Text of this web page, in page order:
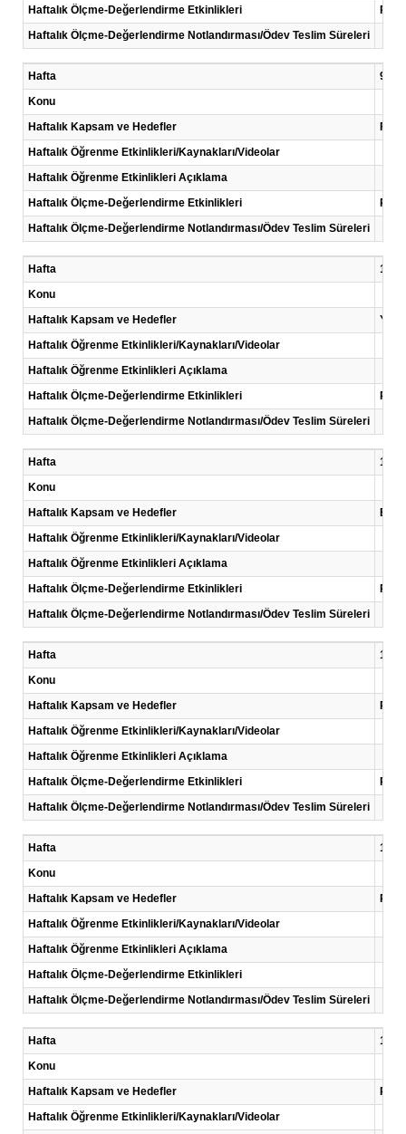
Haftalık Ölçme-Değerlendirme Etkinlikleri
Haftalık Ölçme-Değerlendirme Notlandırması/Ödev Teslim Süreleri
Hafta
9
Konu
Haftalık Kapsam ve Hedefler
Haftalık Öğrenme Etkinlikleri/Kaynakları/Videolar
Haftalık Öğrenme Etkinlikleri Açıklama
Haftalık Ölçme-Değerlendirme Etkinlikleri
Haftalık Ölçme-Değerlendirme Notlandırması/Ödev Teslim Süreleri
Hafta
10
Konu
Haftalık Kapsam ve Hedefler
Haftalık Öğrenme Etkinlikleri/Kaynakları/Videolar
Haftalık Öğrenme Etkinlikleri Açıklama
Haftalık Ölçme-Değerlendirme Etkinlikleri
Haftalık Ölçme-Değerlendirme Notlandırması/Ödev Teslim Süreleri
Hafta
11
Konu
Haftalık Kapsam ve Hedefler
Haftalık Öğrenme Etkinlikleri/Kaynakları/Videolar
Haftalık Öğrenme Etkinlikleri Açıklama
Haftalık Ölçme-Değerlendirme Etkinlikleri
Haftalık Ölçme-Değerlendirme Notlandırması/Ödev Teslim Süreleri
Hafta
12
Konu
Haftalık Kapsam ve Hedefler
Haftalık Öğrenme Etkinlikleri/Kaynakları/Videolar
Haftalık Öğrenme Etkinlikleri Açıklama
Haftalık Ölçme-Değerlendirme Etkinlikleri
Haftalık Ölçme-Değerlendirme Notlandırması/Ödev Teslim Süreleri
Hafta
13
Konu
Haftalık Kapsam ve Hedefler
Haftalık Öğrenme Etkinlikleri/Kaynakları/Videolar
Haftalık Öğrenme Etkinlikleri Açıklama
Haftalık Ölçme-Değerlendirme Etkinlikleri
Haftalık Ölçme-Değerlendirme Notlandırması/Ödev Teslim Süreleri
Hafta
14
Konu
Haftalık Kapsam ve Hedefler
Haftalık Öğrenme Etkinlikleri/Kaynakları/Videolar